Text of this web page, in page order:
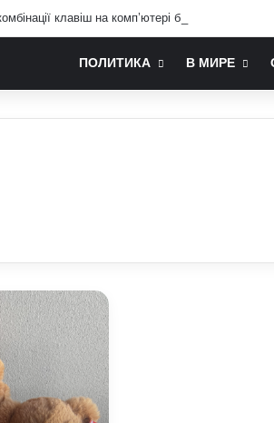
клавіш на комп’ютері більшість людей
ПОЛИТИКА В МИРЕ